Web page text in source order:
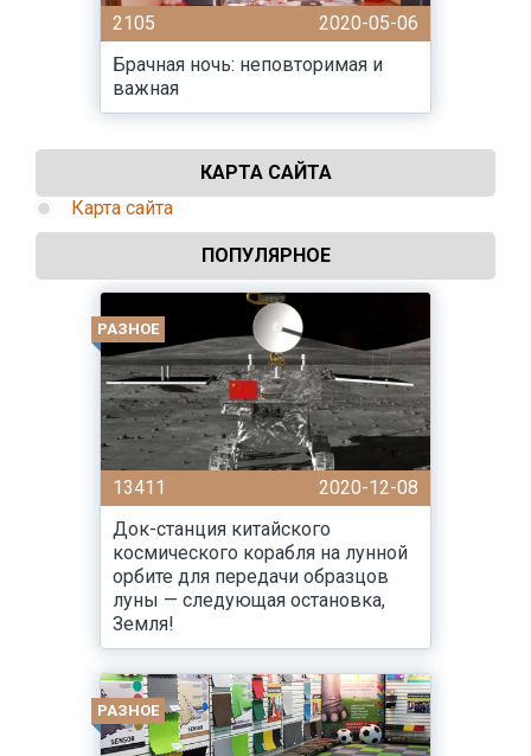
2105
2020-05-06
Брачная ночь: неповторимая и
важная
КАРТА САЙТА
Карта сайта
ПОПУЛЯРНОЕ
РАЗНОЕ
13411
2020-12-08
Док-станция китайского
космического корабля на лунной
орбите для передачи образцов
луны — следующая остановка,
Земля!
РАЗНОЕ